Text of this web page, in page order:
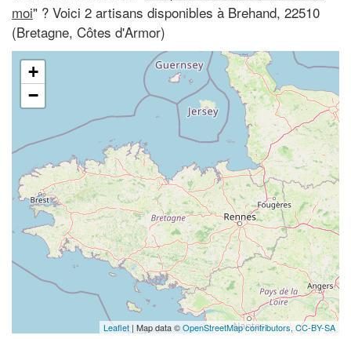
moi" ? Voici 2 artisans disponibles à Brehand, 22510
(Bretagne, Côtes d'Armor)
+
−
Leaflet | Map data ©OpenStreetMap contributors,CC-BY-SA